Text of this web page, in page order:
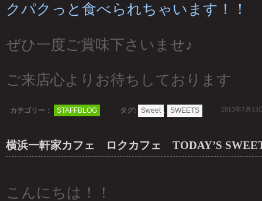
クパクっと食べられちゃいます！！
ぜひ一度ご賞味下さいませ♪
ご来店心よりお待ちしております
カテゴリー： STAFFBLOG タグ: Sweet , SWEETS 2013年7月13
横浜一軒家カフェ ロクカフェ TODAY’S
こんにちは！！